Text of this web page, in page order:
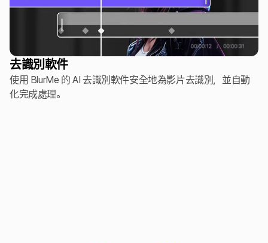
去識別軟件
使用 BlurMe 的 AI 去識別軟件安全地為影片去識別，並自動
化完成處理。